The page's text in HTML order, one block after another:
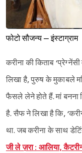
फोटो सौजन्य – इंस्टाग्राम
करीना की किताब
लिखा है, पुरुष के मुकाबले
फैसले लेने होते हैं. मां बनना
है. सैफ ने लिखा है कि,
था. जब करीना के साथ
जी ले ज़रा : आलिया,